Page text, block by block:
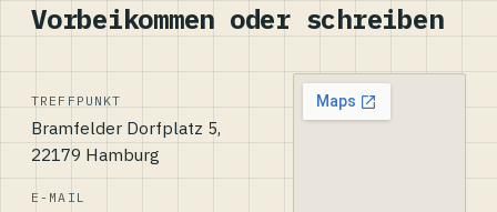
Vorbeikommen oder schreiben
TREFFPUNKT
Bramfelder Dorfplatz 5,
22179 Hamburg
E-MAIL